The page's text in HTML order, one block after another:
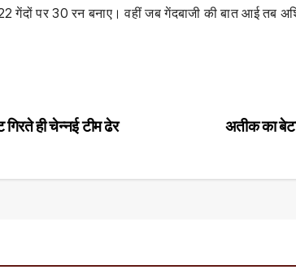
पर 30 रन बनाए। वहीं जब गेंदबाजी की बात आई तब
अतीक का
ही चेन्नई टीम ढेर